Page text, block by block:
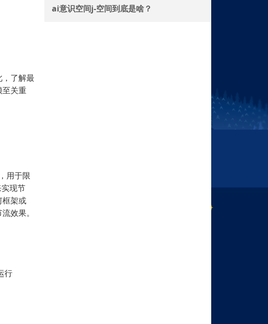
了解最
至关重
用于限
现节
框架或
效果。
行
ai意识空间j-空间到底是啥？